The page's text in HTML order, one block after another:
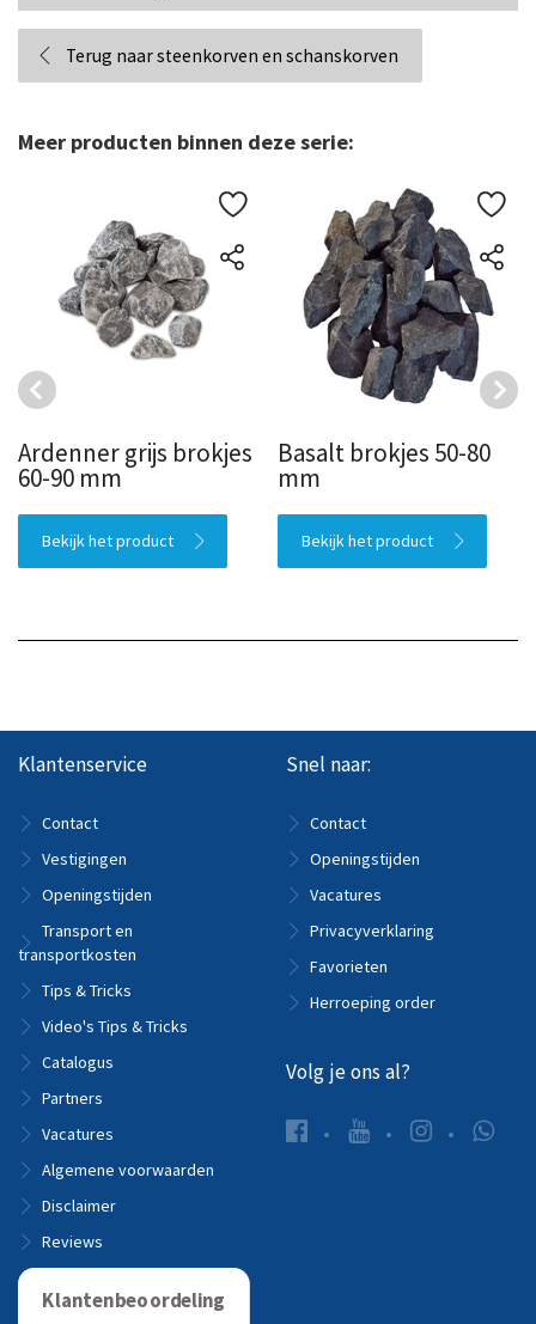
Terug naar steenkorven en schanskorven
Meer producten binnen deze serie:
Ardenner grijs brokjes
60-90 mm
Bekijk het product
Basalt brokjes 50-80
mm
Bekijk het product
Klantenservice
Contact
Vestigingen
Openingstijden
Transport en
transportkosten
Tips & Tricks
Video's Tips & Tricks
Catalogus
Partners
Vacatures
Algemene voorwaarden
Disclaimer
Reviews
Snel naar:
Contact
Openingstijden
Vacatures
Privacyverklaring
Favorieten
Herroeping order
Volg je ons al?
Klantenbeoordeling